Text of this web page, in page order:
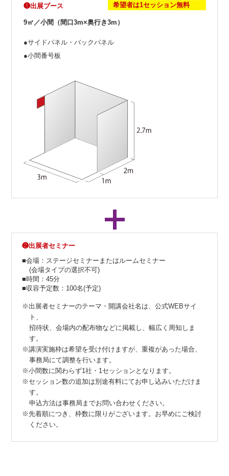
❶出展ブース
9㎡／小間（間口3m×奥行き3m）
●サイドパネル・バックパネル
●小間番号板
❷出展者セミナー
希望者は1セッション無料
■会場：ステージセミナーまたはルームセミナー
(会場タイプの選択不可)
■時間：45分
■収容予定数：100名(予定)
※出展者セミナーのテーマ・開講会社名は、公式WEBサイ
ト、
招待状、会場内の配布物などに掲載し、幅広く周知しま
す。
※講演実施枠は希望を受け付けますが、重複があった場合、
事務局にて調整を行います。
※小間数に関わらず1社・1セッションとなります。
※セッション数の追加は別途有料にてお申し込みいただけま
す。
申込方法は事務局までお問い合わせください。
※先着順につき、枠数に限りがございます。お早めにご検討
ください。